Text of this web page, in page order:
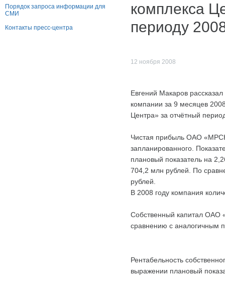
Порядок запроса информации для
СМИ
Контакты пресс-центра
комплекса
периоду
12 ноября 2008
Евгений Макаров
компании за 9 месяцев
Центра» за отчётный
Чистая прибыль ОАО
запланированного.
плановый показатель на
704,2 млн рублей. По
рублей.
В 2008 году компания
Собственный капитал ОАО
сравнению с аналогичным
Рентабельность
выражении плановый